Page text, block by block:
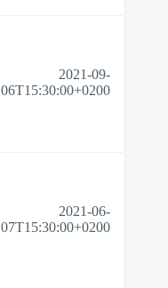
2021-09-
06T15:30:00+0200
2021-06-
07T15:30:00+0200